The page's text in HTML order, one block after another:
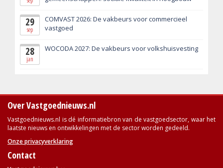
29
sep
COMVAST 2026: De vakbeurs voor commercieel
vastgoed
28
jan
WOCODA 2027: De vakbeurs voor volkshuisvesting
Over Vastgoednieuws.nl
Vastgoednieuws.nl is dé informatiebron van de vastgoedsector, waar het
laatste nieuws en ontwikkelingen met de sector worden gedeeld.
Onze privacyverklaring
Contact